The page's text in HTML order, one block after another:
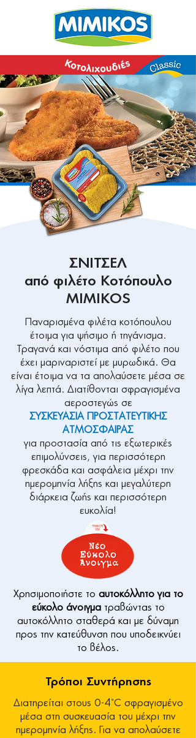
ΣΝΙΤΣΕΛ
από φιλέτο Κοτόπουλο
MIMIKOS
Παναρισμένα φιλέτα κοτόπουλου
έτοιμα για ψήσιμο ή τηγάνισμα.
Τραγανά και νόστιμα από φιλέτο που
έχει μαριναριστεί με μυρωδικά. Θα
είναι έτοιμα να τα απολαύσετε μέσα σε
λίγα λεπτά. Διατίθονται σφραγισμένα
αεροστεγώς σε
ΣΥΣΚΕΥΑΣΙΑ ΠΡΟΣΤΑΤΕΥΤΙΚΗΣ
ΑΤΜΟΣΦΑΙΡΑΣ
για προστασία από τις εξωτερικές
επιμολύνσεις, για περισσότερη
φρεσκάδα και ασφάλεια μέχρι την
ημερομηνία λήξης και μεγαλύτερη
διάρκεια ζωής και περισσότερη
ευκολία!
Χρησιμοποιήστε το αυτοκόλλητο για το
εύκολο άνοιγματραβώντας το
αυτοκόλλητο σταθερά και με δύναμη
προς την κατεύθυνση που υποδεικνύει
το βέλος.
Τρόποι Συντήρησης
​Διατηρείται στους 0-4˚C σφραγισμένο
μέσα στη συσκευασία του μέχρι την
ημερομηνία λήξης. Για να απολαύσετε